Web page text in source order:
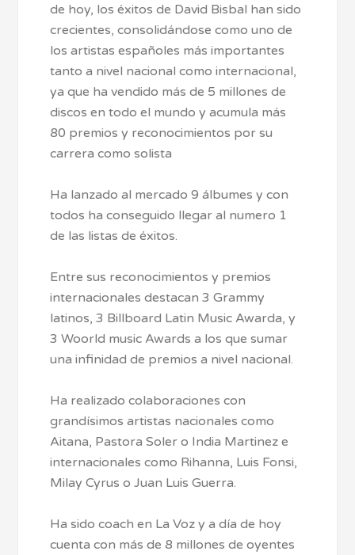
de hoy, los éxitos de David Bisbal han sido
crecientes, consolidándose como uno de
los artistas españoles más importantes
tanto a nivel nacional como internacional,
ya que ha vendido más de 5 millones de
discos en todo el mundo y acumula más
80 premios y reconocimientos por su
carrera como solista
Ha lanzado al mercado 9 álbumes y con
todos ha conseguido llegar al numero 1
de las listas de éxitos.
Entre sus reconocimientos y premios
internacionales destacan 3 Grammy
latinos, 3 Billboard Latin Music Awarda, y
3 Woorld music Awards a los que sumar
una infinidad de premios a nivel nacional.
Ha realizado colaboraciones con
grandísimos artistas nacionales como
Aitana, Pastora Soler o India Martinez e
internacionales como Rihanna, Luis Fonsi,
Milay Cyrus o Juan Luis Guerra.
Ha sido coach en La Voz y a día de hoy
cuenta con más de 8 millones de oyentes